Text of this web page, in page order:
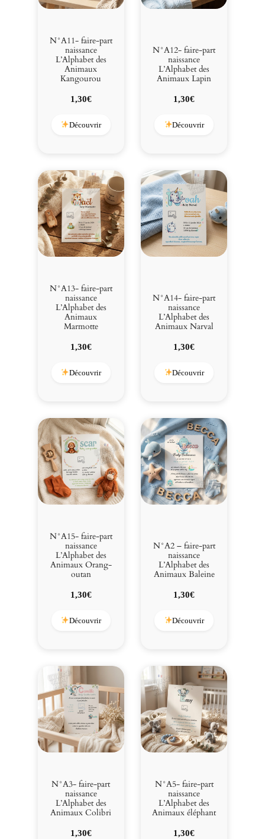
N°A11- faire-part
naissance
L’Alphabet des
Animaux
Kangourou
1,30€
Découvrir
N°A12- faire-part
naissance
L’Alphabet des
Animaux Lapin
1,30€
Découvrir
N°A13- faire-part
naissance
L’Alphabet des
Animaux
Marmotte
1,30€
Découvrir
N°A14- faire-part
naissance
L’Alphabet des
Animaux Narval
1,30€
Découvrir
N°A15- faire-part
naissance
L’Alphabet des
Animaux Orang-
outan
1,30€
Découvrir
N°A2 – faire-part
naissance
L’Alphabet des
Animaux Baleine
1,30€
Découvrir
N°A3- faire-part
naissance
L’Alphabet des
Animaux Colibri
1,30€
N°A5- faire-part
naissance
L’Alphabet des
Animaux éléphant
1,30€